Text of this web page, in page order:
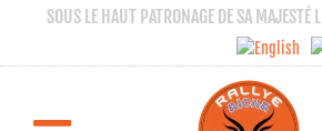
SOUS LE HAUT PATRONAGE DE SA MAJESTÉ